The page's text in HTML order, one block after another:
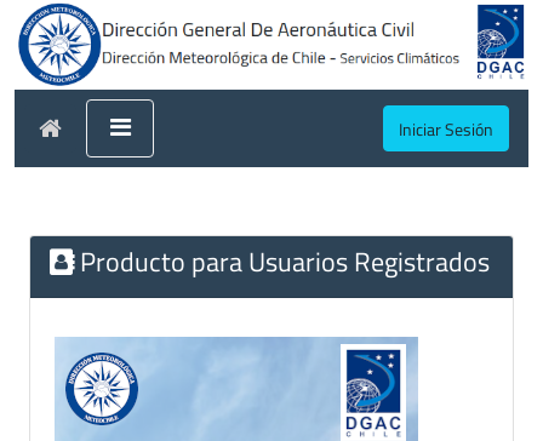
Iniciar Sesión
Producto para Usuarios Registrados